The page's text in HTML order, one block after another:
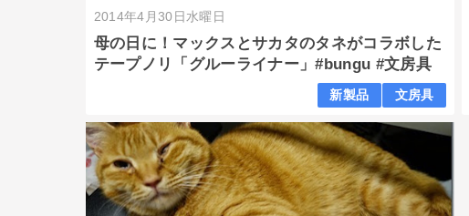
2014年4月30日水曜日
母の日に！マックスとサカタのタネがコラボした
テープノリ「グルーライナー」#bungu #文房具
新製品 文房具